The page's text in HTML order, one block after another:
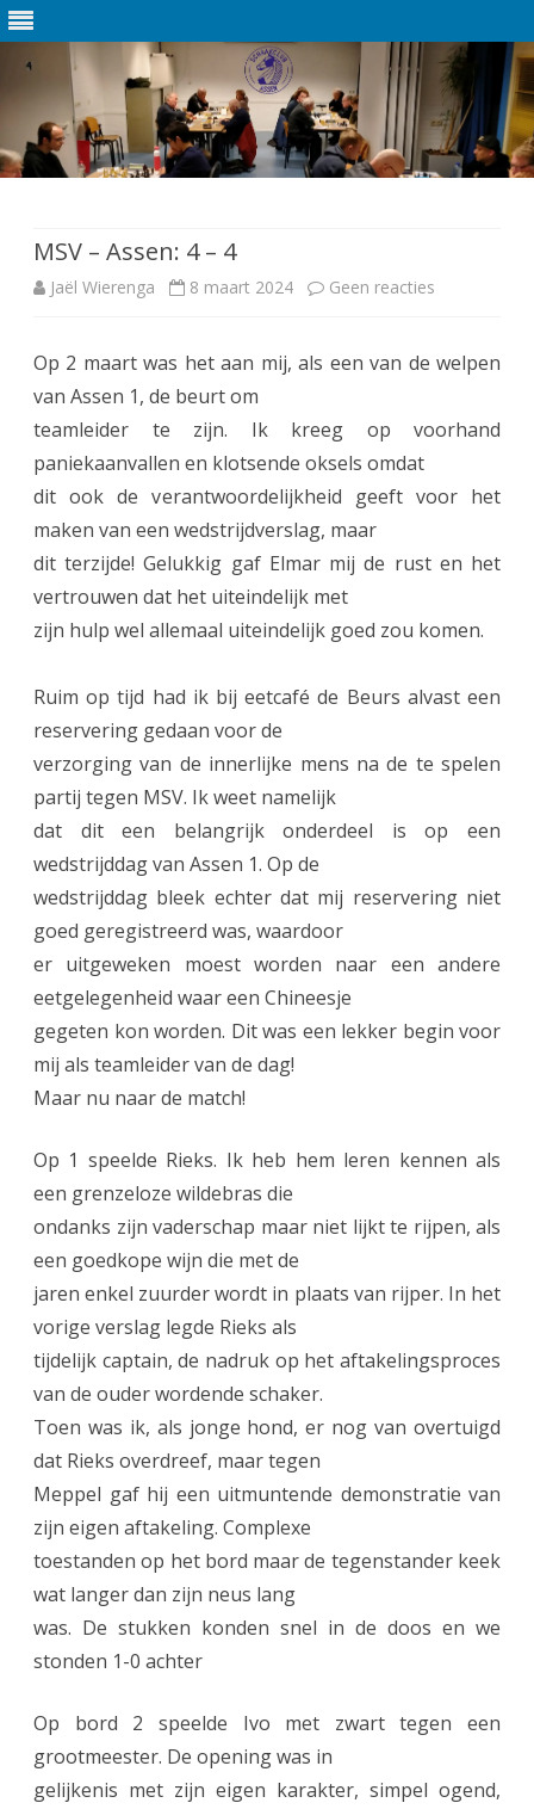
MSV – Assen: 4 – 4
Jaël Wierenga 8 maart 2024 Geen reacties
M
–
s
n
–
Op 2 maart was het aan mij, als een van de welpen
van Assen 1, de beurt om
teamleider te zijn. Ik kreeg op voorhand
paniekaanvallen en klotsende oksels omdat
dit ook de verantwoordelijkheid geeft voor het
maken van een wedstrijdverslag, maar
dit terzijde! Gelukkig gaf Elmar mij de rust en het
vertrouwen dat het uiteindelijk met
zijn hulp wel allemaal uiteindelijk goed zou komen.
Ruim op tijd had ik bij eetcafé de Beurs alvast een
reservering gedaan voor de
verzorging van de innerlijke mens na de te spelen
partij tegen MSV. Ik weet namelijk
dat dit een belangrijk onderdeel is op een
wedstrijddag van Assen 1. Op de
wedstrijddag bleek echter dat mij reservering niet
goed geregistreerd was, waardoor
er uitgeweken moest worden naar een andere
eetgelegenheid waar een Chineesje
gegeten kon worden. Dit was een lekker begin voor
mij als teamleider van de dag!
Maar nu naar de match!
Op 1 speelde Rieks. Ik heb hem leren kennen als
een grenzeloze wildebras die
ondanks zijn vaderschap maar niet lijkt te rijpen, als
een goedkope wijn die met de
jaren enkel zuurder wordt in plaats van rijper. In het
vorige verslag legde Rieks als
tijdelijk captain, de nadruk op het aftakelingsproces
van de ouder wordende schaker.
Toen was ik, als jonge hond, er nog van overtuigd
dat Rieks overdreef, maar tegen
Meppel gaf hij een uitmuntende demonstratie van
zijn eigen aftakeling. Complexe
toestanden op het bord maar de tegenstander keek
wat langer dan zijn neus lang
was. De stukken konden snel in de doos en we
stonden 1-0 achter
Op bord 2 speelde Ivo met zwart tegen een
grootmeester. De opening was in
gelijkenis met zijn eigen karakter, simpel ogend,